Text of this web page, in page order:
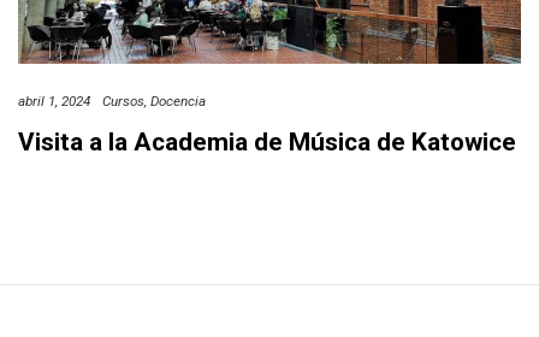
abril 1, 2024 Cursos Docencia
Visita a la Academia de Música de Katowice